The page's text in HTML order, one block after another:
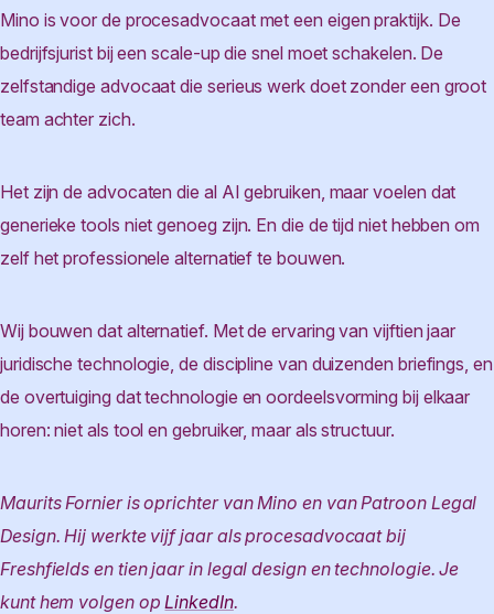
Mino is voor de procesadvocaat met een eigen praktijk. De
bedrijfsjurist bij een scale-up die snel moet schakelen. De
zelfstandige advocaat die serieus werk doet zonder een groot
team achter zich.
Het zijn de advocaten die al AI gebruiken, maar voelen dat
generieke tools niet genoeg zijn. En die de tijd niet hebben om
zelf het professionele alternatief te bouwen.
Wij bouwen dat alternatief. Met de ervaring van vijftien jaar
juridische technologie, de discipline van duizenden briefings, en
de overtuiging dat technologie en oordeelsvorming bij elkaar
horen: niet als tool en gebruiker, maar als structuur.
Maurits Fornier is oprichter van Mino en van Patroon Legal
Design. Hij werkte vijf jaar als procesadvocaat bij
Freshfields en tien jaar in legal design en technologie. Je
kunt hem volgen opLinkedIn.